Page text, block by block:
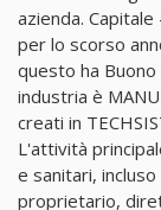
azienda.
per lo scorso
questo ha
industria è
creati in
L'attività
e sanitari,
proprietario,